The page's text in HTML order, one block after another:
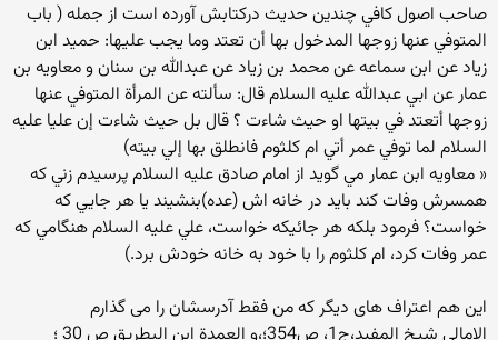
‌صاحب اصول كافي چندين حديث دركتابش آورده است از جمله ( باب
المتوفي عنها زوجها المدخول بها أن تعتد وما يجب عليها: ‌حميد ابن
زياد عن ابن سماعه عن محمد بن زياد عن عبدالله بن سنان و معاويه بن
عمار عن ابي عبدالله عليه السلام قال: سألته عن المرأة‌ المتوفي عنها
زوجها أتعتد في بيتها او حيث شاءت ؟‌ قال بل حيث شاءت إن عليا عليه
السلام لما توفي عمر أتي ام كلثوم فانطلق بها إلي بيته)
« معاويه ابن عمار مي گويد از امام صادق عليه السلام پرسيدم زني كه
همسرش وفات كند بايد در خانه اش (عده)بنشيند يا هر جايي كه
خواست؟ فرمود بلكه هر جائيكه خواست، ‌علي عليه السلام هنگامي كه
عمر وفات كرد، ام كلثوم را با خود به خانه خودش برد.)
این هم اعتراف های دیگر که من فقط آدرسشان را می گذارم